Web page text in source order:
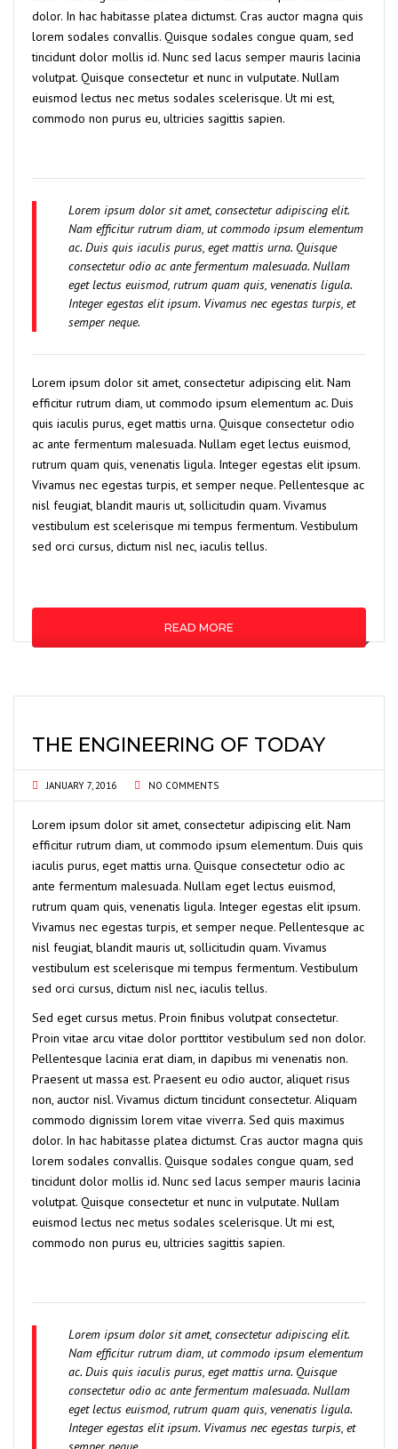
dolor. In hac habitasse platea dictumst. Cras auctor magna quis
lorem sodales convallis. Quisque sodales congue quam, sed
tincidunt dolor mollis id. Nunc sed lacus semper mauris lacinia
volutpat. Quisque consectetur et nunc in vulputate. Nullam
euismod lectus nec metus sodales scelerisque. Ut mi est,
commodo non purus eu, ultricies sagittis sapien.
Lorem ipsum dolor sit amet, consectetur adipiscing elit.
Nam efficitur rutrum diam, ut commodo ipsum elementum
ac. Duis quis iaculis purus, eget mattis urna. Quisque
consectetur odio ac ante fermentum malesuada. Nullam
eget lectus euismod, rutrum quam quis, venenatis ligula.
Integer egestas elit ipsum. Vivamus nec egestas turpis, et
semper neque.
Lorem ipsum dolor sit amet, consectetur adipiscing elit. Nam
efficitur rutrum diam, ut commodo ipsum elementum ac. Duis
quis iaculis purus, eget mattis urna. Quisque consectetur odio
ac ante fermentum malesuada. Nullam eget lectus euismod,
rutrum quam quis, venenatis ligula. Integer egestas elit ipsum.
Vivamus nec egestas turpis, et semper neque. Pellentesque ac
nisl feugiat, blandit mauris ut, sollicitudin quam. Vivamus
vestibulum est scelerisque mi tempus fermentum. Vestibulum
sed orci cursus, dictum nisl nec, iaculis tellus.
READ MORE
THE ENGINEERING OF TODAY
JANUARY 7, 2016 NO COMMENTS
Lorem ipsum dolor sit amet, consectetur adipiscing elit. Nam
efficitur rutrum diam, ut commodo ipsum elementum. Duis quis
iaculis purus, eget mattis urna. Quisque consectetur odio ac
ante fermentum malesuada. Nullam eget lectus euismod,
rutrum quam quis, venenatis ligula. Integer egestas elit ipsum.
Vivamus nec egestas turpis, et semper neque. Pellentesque ac
nisl feugiat, blandit mauris ut, sollicitudin quam. Vivamus
vestibulum est scelerisque mi tempus fermentum. Vestibulum
sed orci cursus, dictum nisl nec, iaculis tellus.
Sed eget cursus metus. Proin finibus volutpat consectetur.
Proin vitae arcu vitae dolor porttitor vestibulum sed non dolor.
Pellentesque lacinia erat diam, in dapibus mi venenatis non.
Praesent ut massa est. Praesent eu odio auctor, aliquet risus
non, auctor nisl. Vivamus dictum tincidunt consectetur. Aliquam
commodo dignissim lorem vitae viverra. Sed quis maximus
dolor. In hac habitasse platea dictumst. Cras auctor magna quis
lorem sodales convallis. Quisque sodales congue quam, sed
tincidunt dolor mollis id. Nunc sed lacus semper mauris lacinia
volutpat. Quisque consectetur et nunc in vulputate. Nullam
euismod lectus nec metus sodales scelerisque. Ut mi est,
commodo non purus eu, ultricies sagittis sapien.
Lorem ipsum dolor sit amet, consectetur adipiscing elit.
Nam efficitur rutrum diam, ut commodo ipsum elementum
ac. Duis quis iaculis purus, eget mattis urna. Quisque
consectetur odio ac ante fermentum malesuada. Nullam
eget lectus euismod, rutrum quam quis, venenatis ligula.
Integer egestas elit ipsum. Vivamus nec egestas turpis, et